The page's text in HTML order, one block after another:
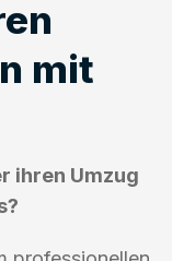
mit
ihren Umzug